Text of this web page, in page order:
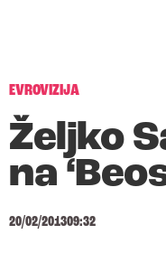
EVROVIZIJA
Željko
na
20/02/201309:32